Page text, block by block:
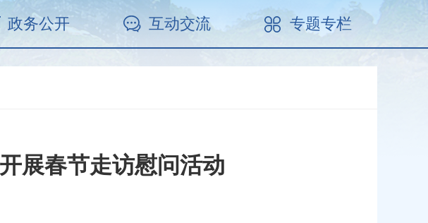
政务公开 互动交流 专题专栏
展春节走访慰问活动